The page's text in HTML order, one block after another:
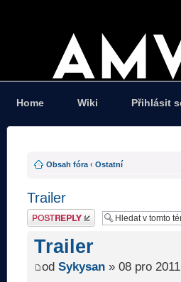
Home Wiki Přihlásit
Obsah fóra ‹ Ostatní
Trailer
Odeslat odpověď
Trailer
od Sykysan » 08 pro